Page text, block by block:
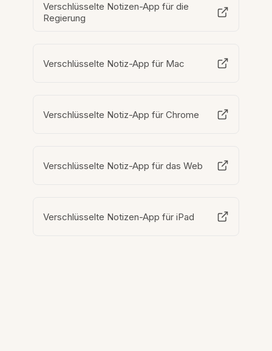
Verschlüsselte Notizen-App für die
Regierung
Verschlüsselte Notiz-App für Mac
Verschlüsselte Notiz-App für Chrome
Verschlüsselte Notiz-App für das Web
Verschlüsselte Notizen-App für iPad